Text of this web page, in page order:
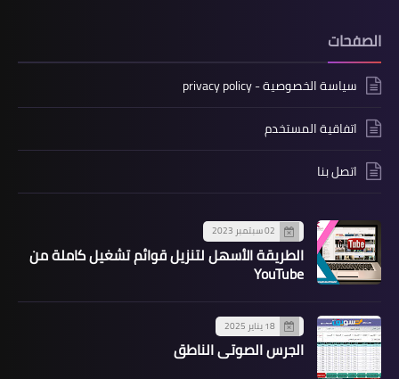
الصفحات
سياسة الخصوصية - privacy policy
اتفاقية المستخدم
اتصل بنا
02 سبتمبر 2023
الطريقة الأسهل لتنزيل قوائم تشغيل كاملة من
YouTube
18 يناير 2025
الجرس الصوتي الناطق